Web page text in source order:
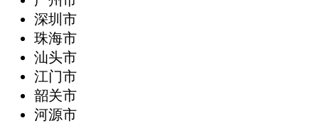
深圳市
珠海市
汕头市
江门市
韶关市
河源市